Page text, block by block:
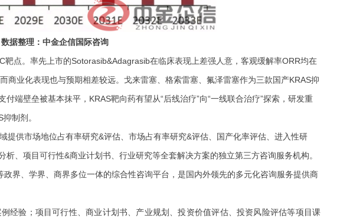
数据整理：中金企信国际咨询
靶点。率先上市的Sotorasib&Adagrasib在临床表现上差强人意，客观缓解率ORR均在
商业化表现也与预期相差较远。戈来雷塞、格索雷塞、氟泽雷塞作为三款国产KRAS抑
端壁垒被基本抹平，KRAS靶向药有望从“后线治疗”向“一线联合治疗”探索，研发重
制剂。
提供市场地位占有率研究&评估、市场占有率研究&评估、国产化率评估 、进入性研
析、项目可行性&商业计划书、行业研究等全套解决方案的独立第三方咨询服务机构。
界、学界、商界多位一体的综合性咨询平台，是国内外领先的多元化咨询服务提供商
经验； 项目可行性、商业计划书、产业规划、投资价值评估、投资风险评估等项目课